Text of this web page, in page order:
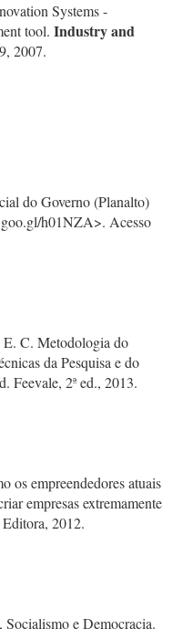
Systems -
tool. Industry and
2007.
do Governo (Planalto)
h01NZA>. Acesso
C. Metodologia do
da Pesquisa e do
Feevale, 2ª ed., 2013.
os empreendedores atuais
empresas extremamente
2012.
e Democracia.